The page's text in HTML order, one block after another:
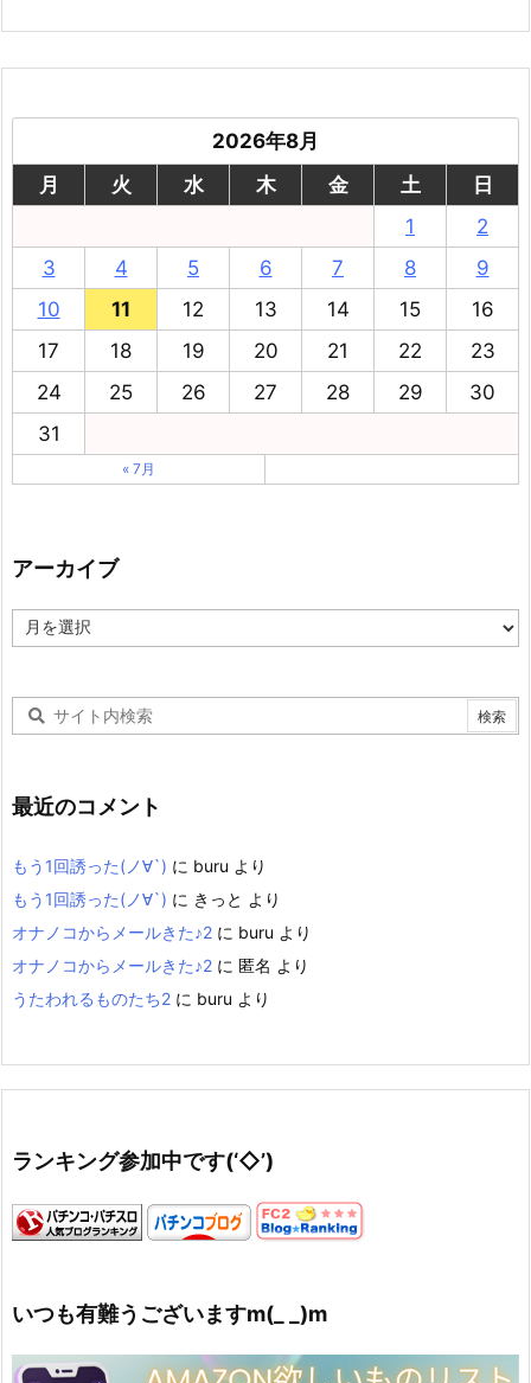
2026年8月
月
火 水 木 金 土
日
1
2
3
4 5 6 7 8
9
10
11 12 13 14 15
16
17
18 19 20 21 22
23
24
25 26 27 28 29
30
31
« 7月
アーカイブ
ー
最近のコメント
もう1回誘った(ノ∀`) に buru より
もう1回誘った(ノ∀`) に きっと より
オナノコからメールきた♪2 に buru より
オナノコからメールきた♪2 に 匿名 より
うたわれるものたち2 に buru より
ランキング参加中です(‘◇’)ゞ
いつも有難うございますm(_ _)m